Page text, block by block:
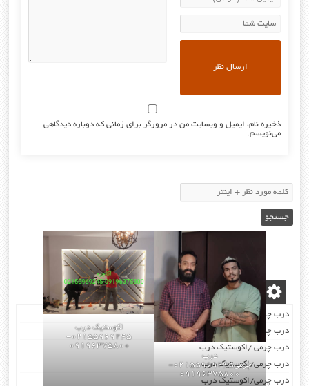
ذخیره نام، ایمیل و وبسایت من در مرورگر برای زمانی که دوباره دیدگاهی
می‌نویسم.
درب
چرمی02155969245-
09196375800
اکوستیک درب
02155969245-
09196375800
نوشته‌های تازه
درب چرمی/اکوستیک درب
درب چرمی/اکوستیک درب
درب چرمی /اکوستیک درب
درب چرمی/اکوستیک درب
درب چرمی/اکوستیک درب